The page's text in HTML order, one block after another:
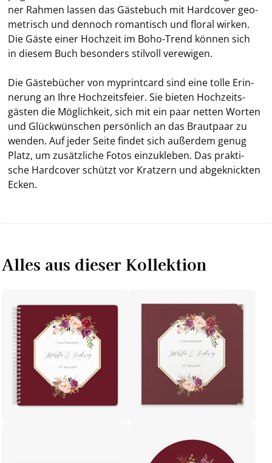
ner Rah­men las­sen das Gäs­te­buch mit Hard­co­ver geo­
me­trisch und den­noch ro­man­tisch und flo­ral wir­ken.
Die Gäste einer Hoch­zeit im Boho-​Trend kön­nen sich
in die­sem Buch be­son­ders stil­voll ver­ewi­gen.
Die Gäs­te­bü­cher von my­print­card sind eine tolle Er­in­
ne­rung an Ihre Hoch­zeits­fei­er. Sie bie­ten Hoch­zeits­
gäs­ten die Mög­lich­keit, sich mit ein paar net­ten Wor­ten
und Glück­wün­schen per­sön­lich an das Braut­paar zu
wen­den. Auf jeder Seite fin­det sich au­ßer­dem genug
Platz, um zu­sätz­li­che Fotos ein­zu­kle­ben. Das prak­ti­
sche Hard­co­ver schützt vor Krat­zern und ab­ge­knick­ten
Ecken.
Alles aus dieser Kollektion